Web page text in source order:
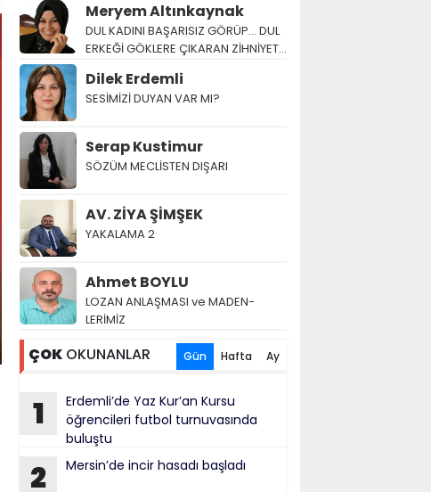
Meryem Altınkaynak
DUL KADINI BAŞARISIZ GÖRÜP… DUL
ERKEĞİ GÖKLERE ÇIKARAN ZİHNİYET…
Dilek Erdemli
SESİMİZİ DUYAN VAR MI?
Serap Kustimur
SÖZÜM MECLİSTEN DIŞARI
AV. ZİYA ŞİMŞEK
YAKALAMA 2
Ahmet BOYLU
LOZAN AN­LAŞ­MA­SI ve MA­DEN­
LERİMİZ
ÇOK OKUNANLAR Gün Hafta Ay
1
Erdemli’de Yaz Kur’an Kursu
öğrencileri futbol turnuvasında
buluştu
2 Mersin’de incir hasadı başladı